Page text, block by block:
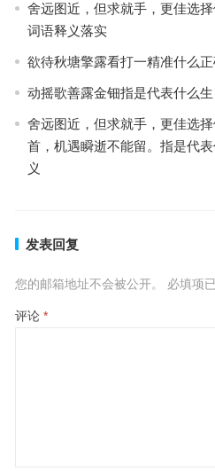
舍远图近，但求就手，更佳选
词语释义落实
欲待秋塘擎露看打一精准什么
动摇歌善露金钿指是代表什么
舍远图近，但求就手，更佳选
首，机遇瞬逝不能留。指是代
义
发表回复
您的邮箱地址不会被公开。 必填项
评论 *